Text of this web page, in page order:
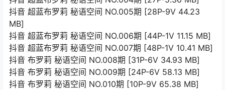
抖音 超蓝布罗莉 秘语空间 NO.005期 [28P-9V 44.23
MB]
抖音 超蓝布罗莉 秘语空间 NO.006期 [44P-1V 11.15 MB]
抖音 超蓝布罗莉 秘语空间 NO.007期 [48P-1V 10.41 MB]
抖音 布罗莉 秘语空间 NO.008期 [31P-6V 34.93 MB]
抖音 布罗莉 秘语空间 NO.009期 [24P-6V 58.13 MB]
抖音 布罗莉 秘语空间 NO.010期 [10P-9V 65.38 MB]